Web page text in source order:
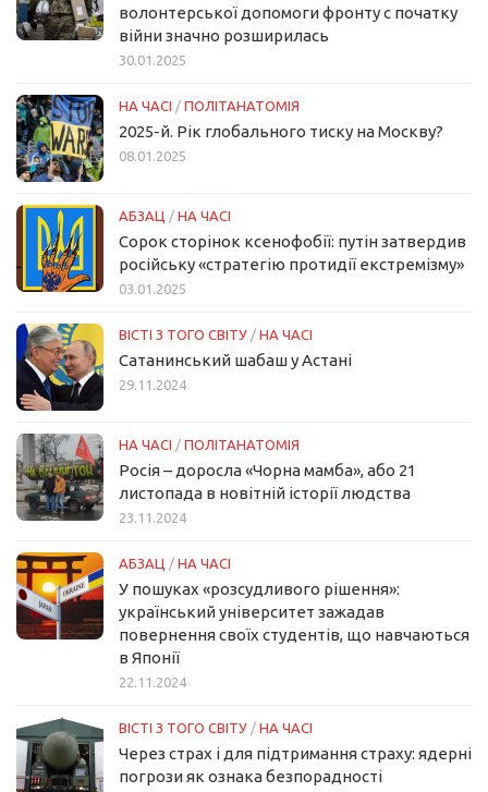
волонтерської допомоги фронту с початку
війни значно розширилась
30.01.2025
НА ЧАСІ / ПОЛІТАНАТОМІЯ
2025-й. Рік глобального тиску на Москву?
08.01.2025
АБЗАЦ / НА ЧАСІ
Сорок сторінок ксенофобії: путін затвердив
російську «стратегію протидії екстремізму»
03.01.2025
ВІСТІ З ТОГО СВІТУ / НА ЧАСІ
Сатанинський шабаш у Астані
29.11.2024
НА ЧАСІ / ПОЛІТАНАТОМІЯ
Росія – доросла «Чорна мамба», або 21
листопада в новітній історії людства
23.11.2024
АБЗАЦ / НА ЧАСІ
У пошуках «розсудливого рішення»:
український університет зажадав
повернення своїх студентів, що навчаються
в Японії
22.11.2024
ВІСТІ З ТОГО СВІТУ / НА ЧАСІ
Через страх і для підтримання страху: ядерні
погрози як ознака безпорадності